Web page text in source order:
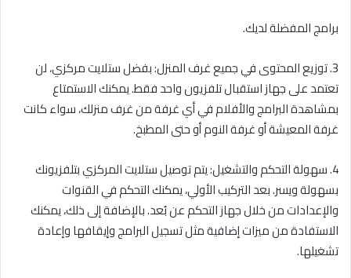
برامج المفضلة لديك.
3. توزيع المحتوى في جميع غرف المنزل: بفضل ستلايت مركزي، لن
تعتمد على جهاز استقبال تلفزيون واحد فقط. يمكنك الاستمتاع
بمشاهدة البرامج والأفلام في أي غرفة من غرف منزلك، سواء كانت
غرفة المعيشة أو غرفة النوم أو حتى المطبخ.
4. سهولة التحكم والتشغيل: يتم توصيل ستلايت المركزي بتلفزيونك
بسهولة ويسر. بعد التركيب الأولي، يمكنك التحكم في القنوات
والإعدادات من خلال جهاز التحكم عن بُعد. بالإضافة إلى ذلك، يمكنك
الاستفادة من ميزات إضافية مثل تسجيل البرامج وإيقافها وإعادة
تشغيلها.